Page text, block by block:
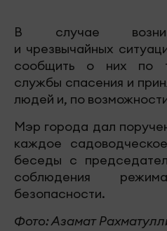
В случае
и чрезвычайных
сообщить о них по
службы спасения и
людей и, по
Мэр города дал
каждое
беседы с
соблюдения
безопасности.
Фото: Азамат